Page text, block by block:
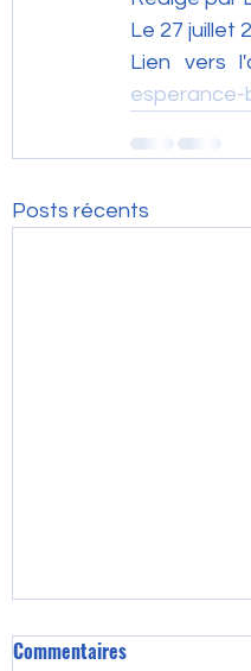
Le 27 juillet
Lien vers
esperance-
Posts récents
Commentaires